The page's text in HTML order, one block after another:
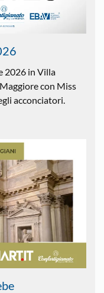
2026 in Villa
con Miss
acconciatori.